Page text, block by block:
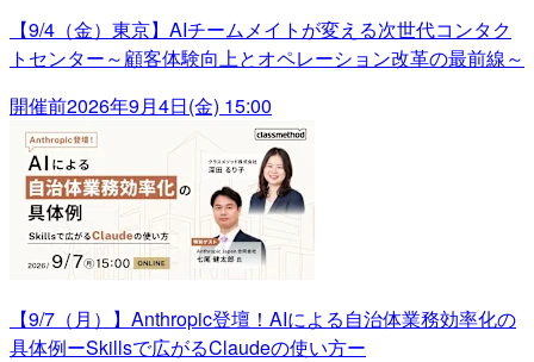
【9/4（金）東京】AIチームメイトが変える次世代コンタク
トセンター～顧客体験向上とオペレーション改革の最前線～
開催前2026年9月4日(金) 15:00
【9/7（月）】Anthropic登壇！AIによる自治体業務効率化の
具体例ーSkillsで広がるClaudeの使い方ー